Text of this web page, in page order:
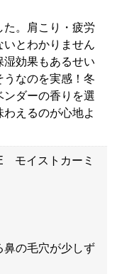
。肩こり・疲労
いとわかりません
湿効果もあるせい
なのを実感！冬
ンダーの香りを選
えるのが心地よ
モイストカーミ
鼻の毛穴が少しず